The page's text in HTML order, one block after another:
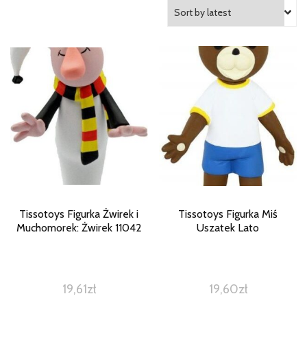
Tissotoys Figurka Żwirek i
Muchomorek: Żwirek 11042
19,61zł
Tissotoys Figurka Miś
Uszatek Lato
19,60zł